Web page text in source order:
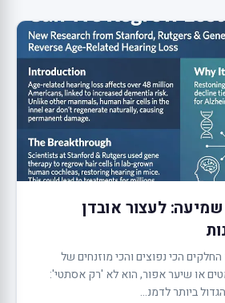
לעצור אובדן
הכי נפוצים והכי מוזנחים של
או שיער אפור, הוא לא 'רק אסתטי':
ביותר לדמנ...